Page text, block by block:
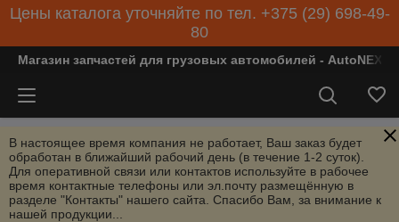
Цены каталога уточняйте по тел. +375 (29) 698-49-
80
Магазин запчастей для грузовых автомобилей - AutoNEXT
В настоящее время компания не работает, Ваш заказ будет
обработан в ближайший рабочий день (в течение 1-2 суток).
Для оперативной связи или контактов используйте в рабочее
время контактные телефоны или эл.почту размещённую в
разделе "Контакты" нашего сайта. Спасибо Вам, за внимание к
нашей продукции...